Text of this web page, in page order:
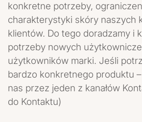
konkretne potrzeby,
charakterystyki skóry naszych
klientów. Do tego doradzamy i
potrzeby nowych
użytkowników marki. Jeśli
bardzo konkretnego produktu
nas przez jeden z kanałów
do Kontaktu)